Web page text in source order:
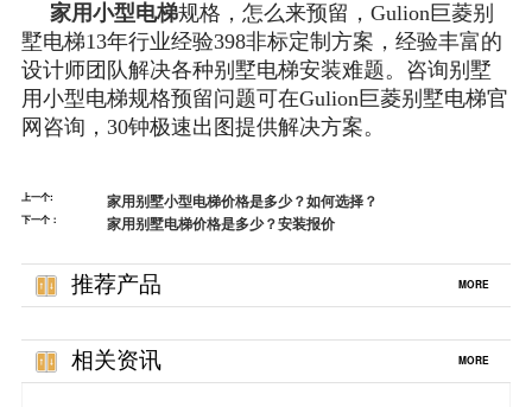
家用小型电梯规格，怎么来预留，Gulion巨菱别
墅电梯13年行业经验398非标定制方案，经验丰富的
设计师团队解决各种别墅电梯安装难题。咨询别墅
用小型电梯规格预留问题可在Gulion巨菱别墅电梯官
网咨询，30钟极速出图提供解决方案。
上一个: 家用别墅小型电梯价格是多少？如何选择？
下一个： 家用别墅电梯价格是多少？安装报价
推荐产品 MORE
相关资讯 MORE